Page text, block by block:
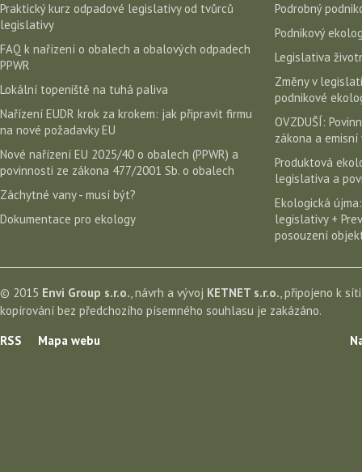
Praktický kurz odpadové legislativy od tvůrců
legislativy
FAQ k nařízení o obalech a obalových odpadech
PPWR
Lokální topeniště na tuhá paliva
Nařízení EUDR krok za krokem: jak připravit firmu
na nové požadavky EU
Nové nařízení EU 2025/40 o obalech (PPWR) a
povinnosti ze zákona 477/2001 Sb. o obalech
Záchytné vany - musí být?
Dokumentace pro ekology
Podrobný
Podnikový
Legislativa
Změny v
podnikové
OVZDUŠÍ:
zákona a emisní
Produktová
legislativa a
Ekologická
legislativy +
posouzení
© 2015 Envi Group s.r.o., návrh a vývoj KETNET s.r.o., připojeno k
kopírování bez předchozího písemného souhlasu je zakázáno.
RSS
Mapa webu